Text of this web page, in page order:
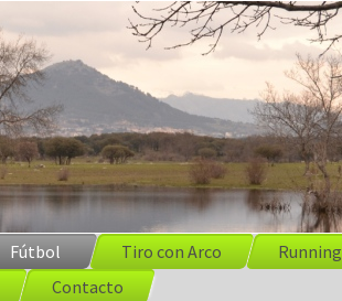
Fútbol Tiro con Arco
Running
Contacto